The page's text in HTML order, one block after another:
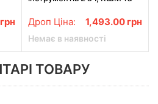
грн Дроп Ціна: 1,493.00 грн
Немає в наявності
ТОВАРУ